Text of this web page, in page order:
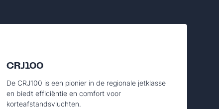
CRJ100
De CRJ100 is een pionier in de regionale jetklasse
en biedt efficiëntie en comfort voor
korteafstandsvluchten.